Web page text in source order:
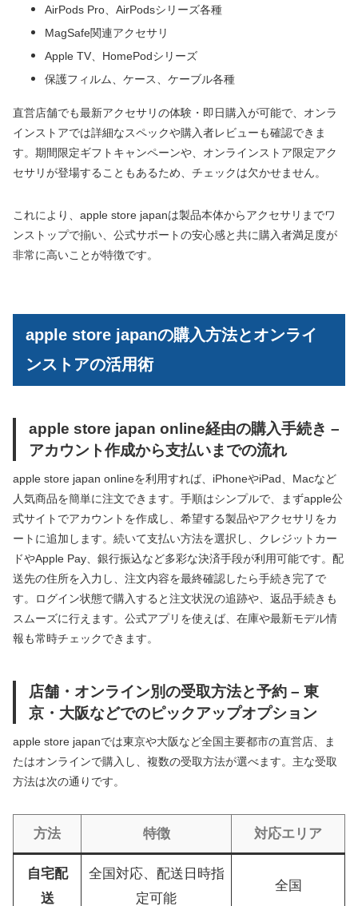
AirPods Pro、AirPodsシリーズ各種
MagSafe関連アクセサリ
Apple TV、HomePodシリーズ
保護フィルム、ケース、ケーブル各種
直営店舗でも最新アクセサリの体験・即日購入が可能で、オンラ
インストアでは詳細なスペックや購入者レビューも確認できま
す。期間限定ギフトキャンペーンや、オンラインストア限定アク
セサリが登場することもあるため、チェックは欠かせません。
これにより、apple store japanは製品本体からアクセサリまでワ
ンストップで揃い、公式サポートの安心感と共に購入者満足度が
非常に高いことが特徴です。
apple store japanの購入方法とオンライ
ンストアの活用術
apple store japan online経由の購入手続き –
アカウント作成から支払いまでの流れ
apple store japan onlineを利用すれば、iPhoneやiPad、Macなど
人気商品を簡単に注文できます。手順はシンプルで、まずapple公
式サイトでアカウントを作成し、希望する製品やアクセサリをカ
ートに追加します。続いて支払い方法を選択し、クレジットカー
ドやApple Pay、銀行振込など多彩な決済手段が利用可能です。配
送先の住所を入力し、注文内容を最終確認したら手続き完了で
す。ログイン状態で購入すると注文状況の追跡や、返品手続きも
スムーズに行えます。公式アプリを使えば、在庫や最新モデル情
報も常時チェックできます。
店舗・オンライン別の受取方法と予約 – 東
京・大阪などでのピックアップオプション
apple store japanでは東京や大阪など全国主要都市の直営店、ま
たはオンラインで購入し、複数の受取方法が選べます。主な受取
方法は次の通りです。
方法 特徴 対応エリア
自宅配
送
全国対応、配送日時指
定可能
全国